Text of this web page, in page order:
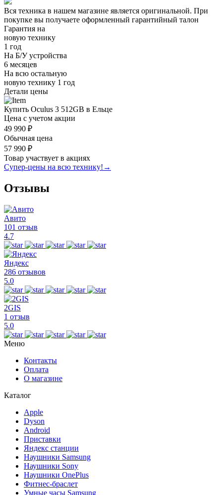
Вся техника в нашем магазине является оригинальной. При
покупке вы получаете оформленный гарантийный талон
Гарантия на
новую технику
1 год
На Б/У устройства
6 месяцев
На всю остальную
новую технику 1 год
Детали цены
Купить Oculus 3 512GB в Ельце
Цена с учетом акции
49 990 ₽
Обычная цена
57 990 ₽
Товар участвует в акциях
Супер-цены на всю технику! →
Отзывы
Авито
101 отзыв
4.7
Яндекс
286 отзывов
5.0
2GIS
1 отзыв
5.0
Меню
Контакты
Оплата
О магазине
Каталог
Apple
Dyson
Android
Приставки
Яндекс станции
Наушники Samsung
Наушники Sony
Наушники OnePlus
Фитнес-браслет
Умные часы Samsung